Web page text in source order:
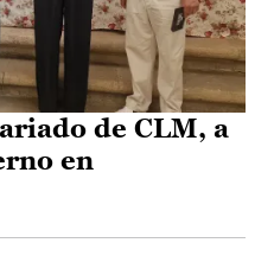
de CLM, a
en